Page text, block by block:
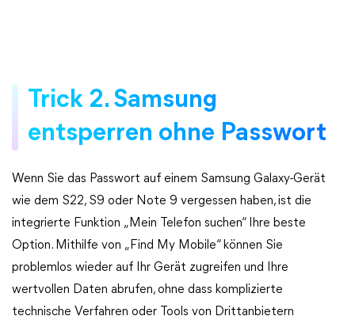
Trick 2. Samsung
entsperren ohne Passwort
Wenn Sie das Passwort auf einem Samsung Galaxy-Gerät
wie dem S22, S9 oder Note 9 vergessen haben, ist die
integrierte Funktion „Mein Telefon suchen“ Ihre beste
Option. Mithilfe von „Find My Mobile“ können Sie
problemlos wieder auf Ihr Gerät zugreifen und Ihre
wertvollen Daten abrufen, ohne dass komplizierte
technische Verfahren oder Tools von Drittanbietern